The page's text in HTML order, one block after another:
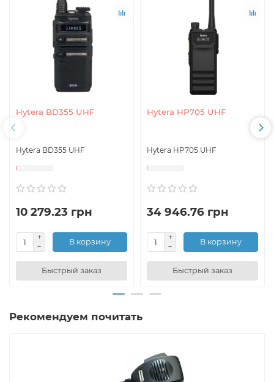
Hytera BD355 UHF
Hytera BD355 UHF
10 279.23 грн
В корзину
Быстрый заказ
Hytera HP705 UHF
Hytera HP705 UHF
34 946.76 грн
В корзину
Быстрый заказ
Рекомендуем почитать